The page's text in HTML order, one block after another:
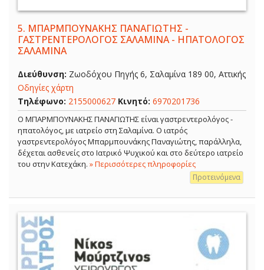
5. ΜΠΑΡΜΠΟΥΝΑΚΗΣ ΠΑΝΑΓΙΩΤΗΣ -
ΓΑΣΤΡΕΝΤΕΡΟΛΟΓΟΣ ΣΑΛΑΜΙΝΑ - ΗΠΑΤΟΛΟΓΟΣ
ΣΑΛΑΜΙΝΑ
Διεύθυνση: Ζωοδόχου Πηγής 6, Σαλαμίνα 189 00, Αττικής
Οδηγίες χάρτη
Τηλέφωνο: 2155000627 Κινητό: 6970201736
Ο ΜΠΑΡΜΠΟΥΝΑΚΗΣ ΠΑΝΑΓΙΩΤΗΣ είναι γαστρεντερολόγος -
ηπατολόγος, με ιατρείο στη Σαλαμίνα. Ο ιατρός
γαστρεντερολόγος Μπαρμπουνάκης Παναγιώτης, παράλληλα,
δέχεται ασθενείς στο Ιατρικό Ψυχικού και στο δεύτερο ιατρείο
του στην Κατεχάκη. » Περισσότερες πληροφορίες
Προτεινόμενα